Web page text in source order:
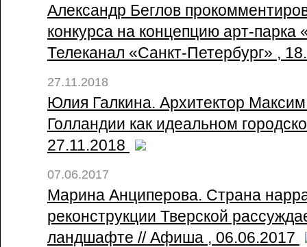
Александр Беглов
конкурса на концепцию арт-парка
Телеканал «Санкт-Петербург» ,
27.11.2018
Юлия Галкина. Архитектор
Голландии как идеальном
27.11.2018
07.06.2017
Марина Анциперова. Страна
реконструкции Тверской
ландшафте // Афиша , 06.06.2017